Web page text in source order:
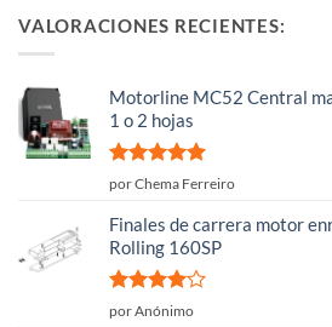
VALORACIONES RECIENTES:
Motorline MC52 Central
1 o 2 hojas
Valorado
por Chema Ferreiro
Finales de carrera motor
Rolling 160SP
Valorado
por Anónimo